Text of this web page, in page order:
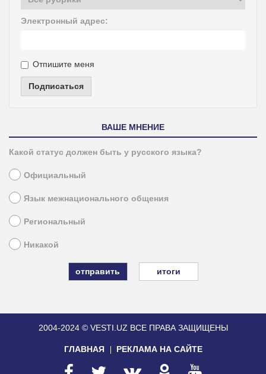
Электронный адрес:
Отпишите меня
Подписаться
ВАШЕ МНЕНИЕ
Какой статус должен быть у русского языка?
Официальный
Язык межнационального общения
Региональный
Никакой
итоги
2004-2024 © VESTI.UZ ВСЕ ПРАВА ЗАЩИЩЕНЫ
ГЛАВНАЯ РЕКЛАМА НА САЙТЕ